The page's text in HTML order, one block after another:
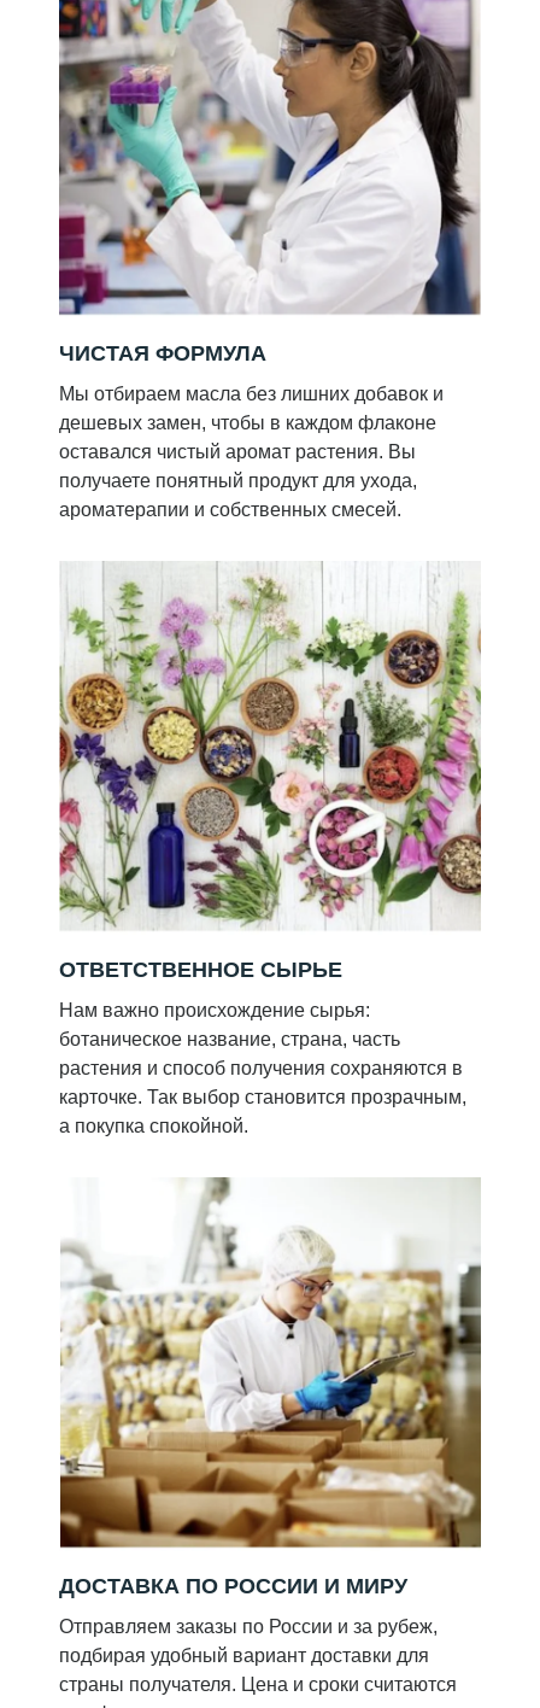
ЧИСТАЯ ФОРМУЛА
Мы отбираем масла без лишних добавок и
дешевых замен, чтобы в каждом флаконе
оставался чистый аромат растения. Вы
получаете понятный продукт для ухода,
ароматерапии и собственных смесей.
ОТВЕТСТВЕННОЕ СЫРЬЕ
Нам важно происхождение сырья:
ботаническое название, страна, часть
растения и способ получения сохраняются в
карточке. Так выбор становится прозрачным,
а покупка спокойной.
ДОСТАВКА ПО РОССИИ И МИРУ
Отправляем заказы по России и за рубеж,
подбирая удобный вариант доставки для
страны получателя. Цена и сроки считаются